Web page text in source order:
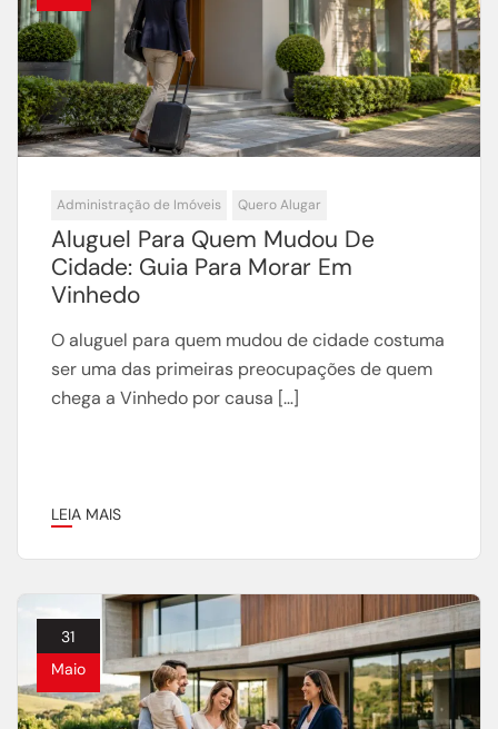
Administração de Imóveis Quero Alugar
Aluguel Para Quem Mudou De
Cidade: Guia Para Morar Em
Vinhedo
O aluguel para quem mudou de cidade costuma
ser uma das primeiras preocupações de quem
chega a Vinhedo por causa […]
LEIA MAIS
31
Maio